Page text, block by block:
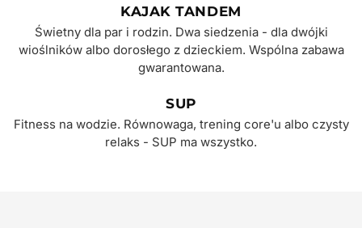
KAJAK TANDEM
Świetny dla par i rodzin. Dwa siedzenia - dla dwójki
wioślników albo dorosłego z dzieckiem. Wspólna zabawa
gwarantowana.
SUP
Fitness na wodzie. Równowaga, trening core'u albo czysty
relaks - SUP ma wszystko.